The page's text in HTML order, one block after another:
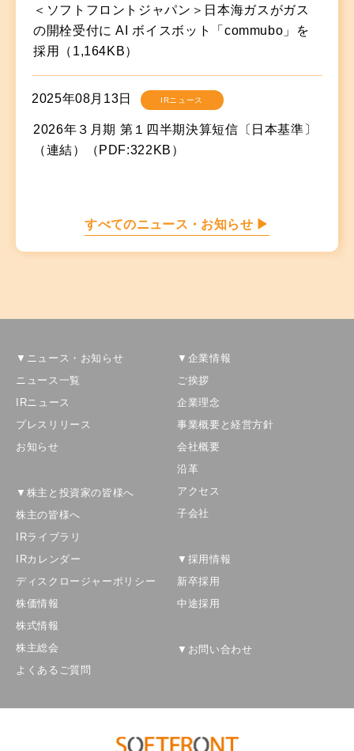
＜ソフトフロントジャパン＞日本海ガスがガス
の開栓受付に AI ボイスボット「commubo」を
採用（1,164KB）
2025年08月13日 IRニュース
2026年３月期 第１四半期決算短信〔日本基準〕
（連結）（PDF:322KB）
すべてのニュース・お知らせ ▶
▼ニュース・お知らせ
ニュース一覧
IRニュース
プレスリリース
お知らせ
▼株主と投資家の皆様へ
株主の皆様へ
IRライブラリ
IRカレンダー
ディスクロージャーポリシー
株価情報
株式情報
株主総会
よくあるご質問
▼企業情報
ご挨拶
企業理念
事業概要と経営方針
会社概要
沿革
アクセス
子会社
▼採用情報
新卒採用
中途採用
▼お問い合わせ